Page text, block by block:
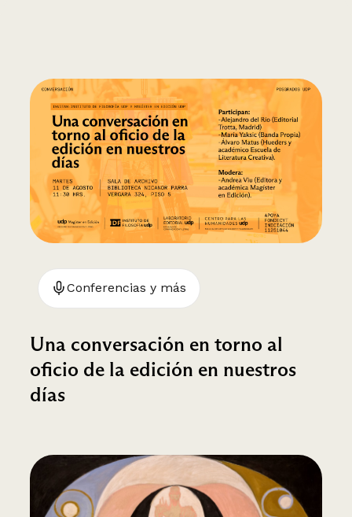
Conferencias y más
Una conversación en torno al
oficio de la edición en nuestros
días